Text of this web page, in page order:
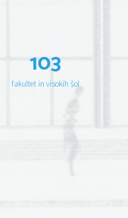
103
fakultet in visokih šol